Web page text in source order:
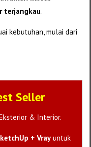
terjangkau.
kebutuhan, mulai dari
Seller
& Interior.
+ Vrayuntuk